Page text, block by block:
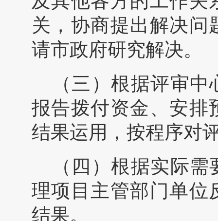
关，协商提出解决问
请市政府研究解决。
（三）根据评审
报告拨付资金、安排
结果运用，按程序对
（四）根据实际
理项目主管部门单位
结果。